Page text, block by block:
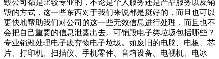
毁公司都是比较专业的，不论是个人服务还是产品服务以及销
毁的方式，这一些东西对于我们来说都是挺好的，而且也可以
更快地帮助我们对公司的这一些无效信息进行处理，而且也不
会把自己重要的信息泄露出去。可销毁电子类垃圾包括哪些？
专业销毁处理电子废弃物电子垃圾。如废旧的电脑、电板、芯
片、打印机、扫描仪、手机零件、音箱设备、电视机、电冰